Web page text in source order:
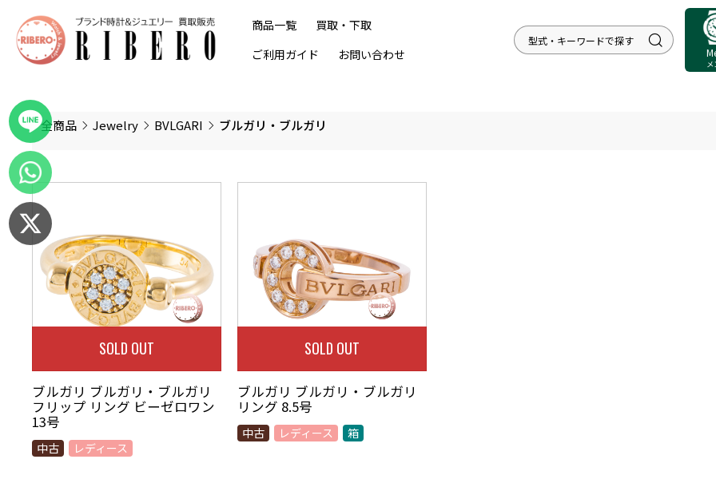
商品一覧
買取・下取
ご利用ガイド
お問い合わせ
メ
全商品 Jewelry BVLGARI ブルガリ・ブルガリ
SOLD OUT
ブルガリ ブルガリ・ブルガリ
フリップ リング ビーゼロワン
13号
中古 レディース
SOLD OUT
ブルガリ ブルガリ・ブルガリ
リング 8.5号
中古 レディース 箱